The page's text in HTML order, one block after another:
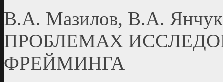
В.А. Мазилов, В.А.
ПРОБЛЕМАХ
ФРЕЙМИНГА